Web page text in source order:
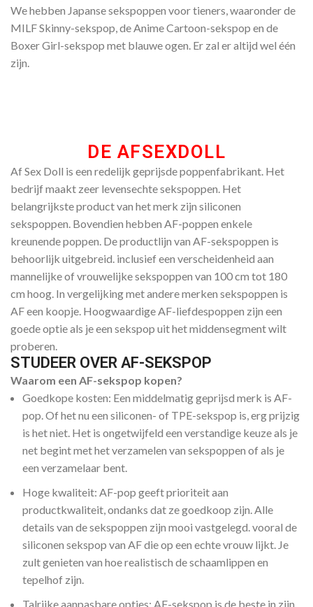
We hebben Japanse sekspoppen voor tieners, waaronder de
MILF Skinny-sekspop, de Anime Cartoon-sekspop en de
Boxer Girl-sekspop met blauwe ogen. Er zal er altijd wel één
zijn.
DE AFSEXDOLL​
Af Sex Doll is een redelijk geprijsde poppenfabrikant. Het
bedrijf maakt zeer levensechte sekspoppen. Het
belangrijkste product van het merk zijn siliconen
sekspoppen. Bovendien hebben AF-poppen enkele
kreunende poppen. De productlijn van AF-sekspoppen is
behoorlijk uitgebreid. inclusief een verscheidenheid aan
mannelijke of vrouwelijke sekspoppen van 100 cm tot 180
cm hoog. In vergelijking met andere merken sekspoppen is
AF een koopje. Hoogwaardige AF-liefdespoppen zijn een
goede optie als je een sekspop uit het middensegment wilt
proberen.
STUDEER OVER AF-SEKSPOP
Waarom een AF-sekspop kopen?
Goedkope kosten: Een middelmatig geprijsd merk is AF-
pop. Of het nu een siliconen- of TPE-sekspop is, erg prijzig
is het niet. Het is ongetwijfeld een verstandige keuze als je
net begint met het verzamelen van sekspoppen of als je
een verzamelaar bent.
Hoge kwaliteit: AF-pop geeft prioriteit aan
productkwaliteit, ondanks dat ze goedkoop zijn. Alle
details van de sekspoppen zijn mooi vastgelegd. vooral de
siliconen sekspop van AF die op een echte vrouw lijkt. Je
zult genieten van hoe realistisch de schaamlippen en
tepelhof zijn.
Talrijke aanpasbare opties: AF-sekspop is de beste in zijn